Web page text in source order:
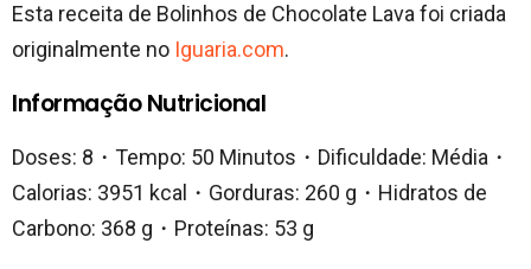
Esta receita de Bolinhos de Chocolate Lava foi criada
originalmente no Iguaria.com.
Informação Nutricional
Doses: 8・Tempo: 50 Minutos・Dificuldade: Média・
Calorias: 3951 kcal・Gorduras: 260 g・Hidratos de
Carbono: 368 g・Proteínas: 53 g